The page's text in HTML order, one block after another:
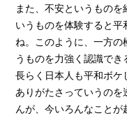
また、不安というもの
いうものを体験すると平
ね。このように、一方
うものを力強く認識でき
長らく日本人も平和ボ
ありがたさっていうの
んが、今いろんなこと